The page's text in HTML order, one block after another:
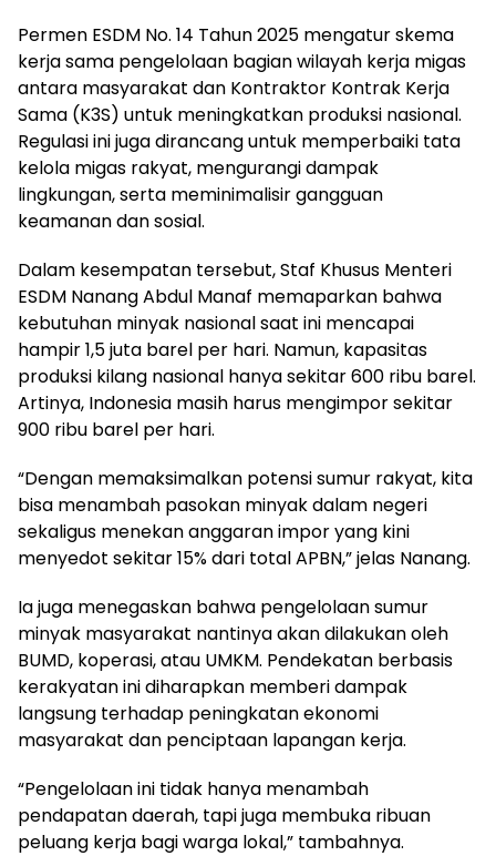
Permen ESDM No. 14 Tahun 2025 mengatur skema
kerja sama pengelolaan bagian wilayah kerja migas
antara masyarakat dan Kontraktor Kontrak Kerja
Sama (K3S) untuk meningkatkan produksi nasional.
Regulasi ini juga dirancang untuk memperbaiki tata
kelola migas rakyat, mengurangi dampak
lingkungan, serta meminimalisir gangguan
keamanan dan sosial.
Dalam kesempatan tersebut, Staf Khusus Menteri
ESDM Nanang Abdul Manaf memaparkan bahwa
kebutuhan minyak nasional saat ini mencapai
hampir 1,5 juta barel per hari. Namun, kapasitas
produksi kilang nasional hanya sekitar 600 ribu barel.
Artinya, Indonesia masih harus mengimpor sekitar
900 ribu barel per hari.
“Dengan memaksimalkan potensi sumur rakyat, kita
bisa menambah pasokan minyak dalam negeri
sekaligus menekan anggaran impor yang kini
menyedot sekitar 15% dari total APBN,” jelas Nanang.
Ia juga menegaskan bahwa pengelolaan sumur
minyak masyarakat nantinya akan dilakukan oleh
BUMD, koperasi, atau UMKM. Pendekatan berbasis
kerakyatan ini diharapkan memberi dampak
langsung terhadap peningkatan ekonomi
masyarakat dan penciptaan lapangan kerja.
“Pengelolaan ini tidak hanya menambah
pendapatan daerah, tapi juga membuka ribuan
peluang kerja bagi warga lokal,” tambahnya.